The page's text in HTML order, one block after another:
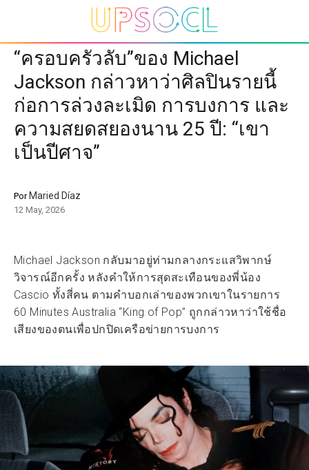
“ครอบครัวลับ”ของ Michael
Jackson กล่าวหาว่าศิลปินรายนี้
ก่อการล่วงละเมิด การบงการ และ
ความสยดสยองนาน 25 ปี: “เขา
เป็นปีศาจ”
Por Maried Díaz
12 May, 2026
Michael Jackson กลับมาอยู่ท่ามกลางกระแสวิพากษ์
วิจารณ์อีกครั้ง หลังคำให้การสุดสะเทือนของพี่น้อง
Cascio ทั้งสี่คน ตามคำบอกเล่าของพวกเขาในรายการ
60 Minutes Australia “King of Pop” ถูกกล่าวหาว่าใช้ชื่อ
เสียงของตนเพื่อปกปิดเครือข่ายการบงการ